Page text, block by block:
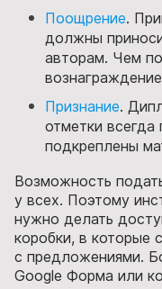
Поощрение.
должны
авторам. Чем
Признание.
отметки всегда
подкреплены
Возможность
у всех. Поэтому
нужно делать
коробки, в которые
с предложениями.
Google Форма или